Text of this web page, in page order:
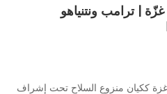
| ترامب ونتنياهو
ككيان منزوع السلاح تحت إشراف